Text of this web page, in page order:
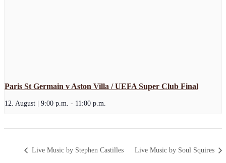
Paris St Germain v Aston Villa / UEFA Super Club Final
12. August | 9:00 p.m. - 11:00 p.m.
Live Music by Stephen Castilles Live Music by Soul Squires